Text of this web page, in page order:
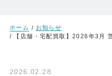
自宅から売りたい
ホーム
お知らせ
【店舗・宅配買取】2026年3月
2026.02.28